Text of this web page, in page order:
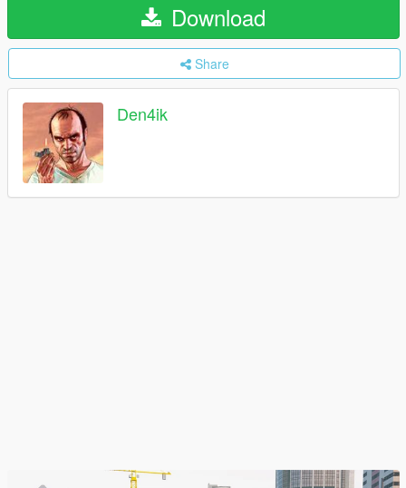
Download
Share
Den4ik